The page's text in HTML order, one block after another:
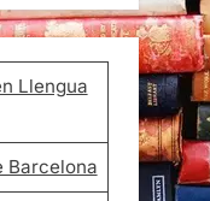
Llengua
Barcelona